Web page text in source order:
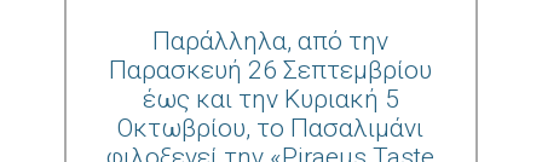
Παράλληλα, από την
Παρασκευή 26 Σεπτεμβρίου
έως και την Κυριακή 5
Οκτωβρίου, το Πασαλιμάνι